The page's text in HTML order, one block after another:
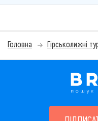
Головна Гірськолижні